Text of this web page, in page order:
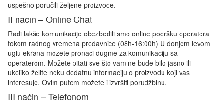
uspešno poručili željene proizvode.
II način – Online Chat
Radi lakše komunikacije obezbedili smo online podršku operatera
tokom radnog vremena prodavnice (08h-16:00h) U donjem levom
uglu ekrana možete pronaći dugme za komunikaciju sa
operaterom. Možete pitati sve što vam ne bude bilo jasno ili
ukoliko želite neku dodatnu informaciju o proizvodu koji vas
interesuje. Ovim putem možete i izvršiti porudžbinu.
III način – Telefonom